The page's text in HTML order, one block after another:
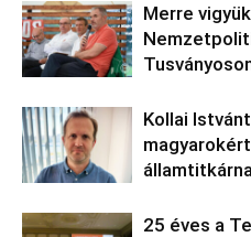
Merre
Kollai
25 éves a